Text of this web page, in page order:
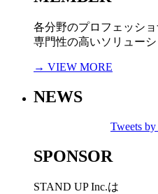
各分野のプロフェッシ
専門性の高いソリューシ
→ VIEW MORE
NEWS
Tweets
SPONSOR
STAND UP Inc.は